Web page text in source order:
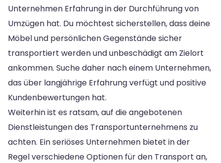
Unternehmen Erfahrung in der Durchführung von
Umzügen hat. Du möchtest sicherstellen, dass deine
Möbel und persönlichen Gegenstände sicher
transportiert werden und unbeschädigt am Zielort
ankommen. Suche daher nach einem Unternehmen,
das über langjährige Erfahrung verfügt und positive
Kundenbewertungen hat.
Weiterhin ist es ratsam, auf die angebotenen
Dienstleistungen des Transportunternehmens zu
achten. Ein seriöses Unternehmen bietet in der
Regel verschiedene Optionen für den Transport an,